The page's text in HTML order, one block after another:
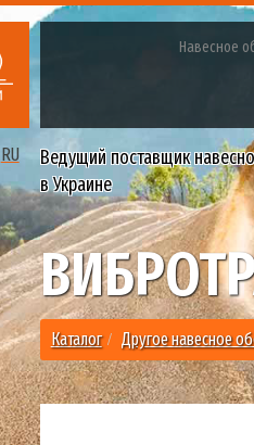
Навесное
RU
Ведущий поставщик
в Украине
Каталог Другое навесное